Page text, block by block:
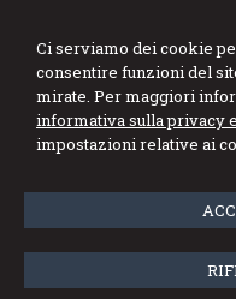
Ci serviamo dei cookie
consentire funzioni del
mirate. Per maggiori
informativa sulla privacy
impostazioni relative ai
Studio
Commercialisti
Guido Angioletti- Dottore
Socio dello Studio Associato